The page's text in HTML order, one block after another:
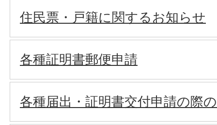
住民票・戸籍に関するお知らせ
各種証明書郵便申請
各種届出・証明書交付申請の際